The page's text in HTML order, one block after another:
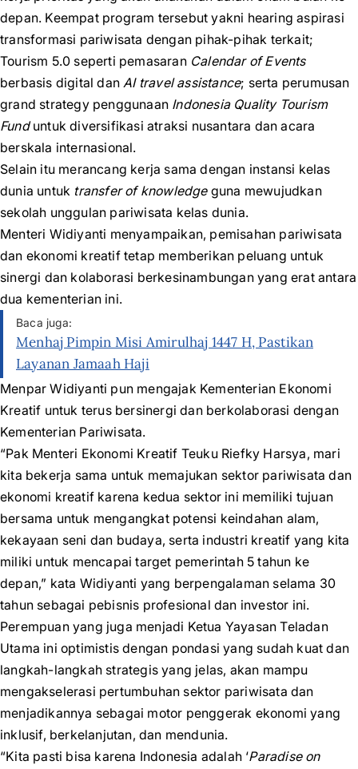
depan. Keempat program tersebut yakni hearing aspirasi
transformasi pariwisata dengan pihak-pihak terkait;
Tourism 5.0 seperti pemasaran Calendar of Events
berbasis digital danAI travel assistance; serta perumusan
grand strategy penggunaan Indonesia Quality Tourism
Funduntuk diversifikasi atraksi nusantara dan acara
berskala internasional.
Selain itu merancang kerja sama dengan instansi kelas
dunia untuk transfer of knowledgeguna mewujudkan
sekolah unggulan pariwisata kelas dunia.
Menteri Widiyanti menyampaikan, pemisahan pariwisata
dan ekonomi kreatif tetap memberikan peluang untuk
sinergi dan kolaborasi berkesinambungan yang erat antara
dua kementerian ini.
Baca juga:
Menhaj Pimpin Misi Amirulhaj 1447 H, Pastikan
Layanan Jamaah Haji
Menpar Widiyanti pun mengajak Kementerian Ekonomi
Kreatif untuk terus bersinergi dan berkolaborasi dengan
Kementerian Pariwisata.
“Pak Menteri Ekonomi Kreatif Teuku Riefky Harsya, mari
kita bekerja sama untuk memajukan sektor pariwisata dan
ekonomi kreatif karena kedua sektor ini memiliki tujuan
bersama untuk mengangkat potensi keindahan alam,
kekayaan seni dan budaya, serta industri kreatif yang kita
miliki untuk mencapai target pemerintah 5 tahun ke
depan,” kata Widiyanti yang berpengalaman selama 30
tahun sebagai pebisnis profesional dan investor ini.
Perempuan yang juga menjadi Ketua Yayasan Teladan
Utama ini optimistis dengan pondasi yang sudah kuat dan
langkah-langkah strategis yang jelas, akan mampu
mengakselerasi pertumbuhan sektor pariwisata dan
menjadikannya sebagai motor penggerak ekonomi yang
inklusif, berkelanjutan, dan mendunia.
“Kita pasti bisa karena Indonesia adalah ‘Paradise on